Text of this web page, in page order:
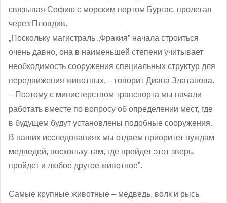
связывая Софию с морским портом Бургас, пролегая
через Пловдив.
„Поскольку магистраль „Фракия” начала строиться
очень давно, она в наименьшей степени учитывает
необходимость сооружения специальных структур для
передвижения животных, ‒ говорит Диана Златанова.
– Поэтому с министерством транспорта мы начали
работать вместе по вопросу об определении мест, где
в будущем будут установлены подобные сооружения.
В наших исследованиях мы отдаем приоритет нуждам
медведей, поскольку там, где пройдет этот зверь,
пройдет и любое другое животное”.
Самые крупные животные ‒ медведь, волк и рысь